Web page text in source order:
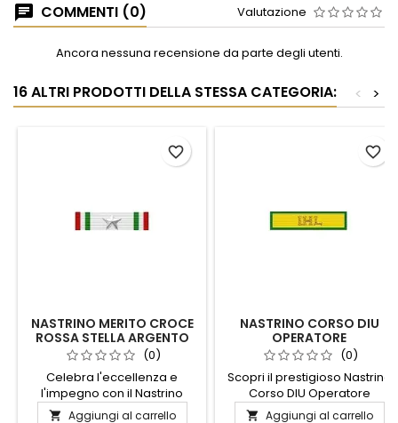
COMMENTI (0) Valutazione
Ancora nessuna recensione da parte degli utenti.
16 ALTRI PRODOTTI DELLA STESSA CATEGORIA: >
<
NASTRINO MERITO CROCE
ROSSA STELLA ARGENTO
(0)
Celebra l'eccellenza e
l'impegno con il Nastrino
Merito Croce Rossa Stella
 Aggiungi al carrello
favorite_border
NASTRINO CORSO DIU
OPERATORE
INTERNAZIONALE
UMANITARIO
(0)
Scopri il prestigioso Nastrino
Corso DIU Operatore
Internazionale Umanitario, un
 Aggiungi al carrello
favorite_border